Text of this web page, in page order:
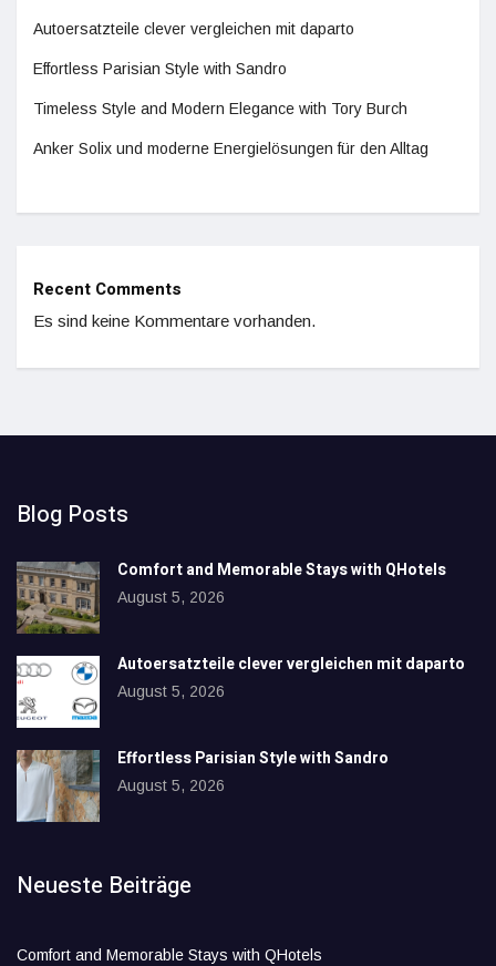
Autoersatzteile clever vergleichen mit daparto
Effortless Parisian Style with Sandro
Timeless Style and Modern Elegance with Tory Burch
Anker Solix und moderne Energielösungen für den Alltag
Recent Comments
Es sind keine Kommentare vorhanden.
Blog Posts
Comfort and Memorable Stays with QHotels
August 5, 2026
Autoersatzteile clever vergleichen mit daparto
August 5, 2026
Effortless Parisian Style with Sandro
August 5, 2026
Neueste Beiträge
Comfort and Memorable Stays with QHotels